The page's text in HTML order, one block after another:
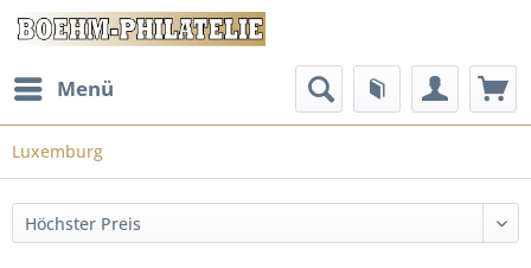
Menü
Luxemburg